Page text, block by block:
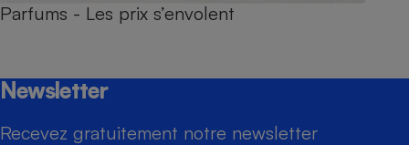
Parfums - Les prix s’envolent
Newsletter
Recevez gratuitement notre newsletter